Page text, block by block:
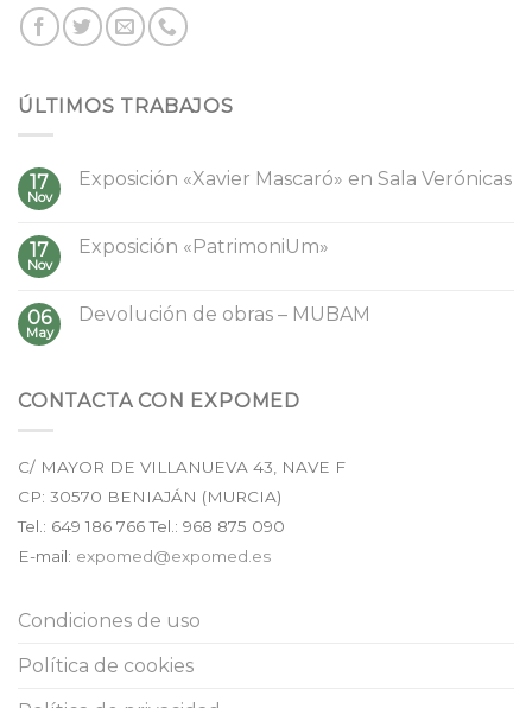
ÚLTIMOS TRABAJOS
17
Nov
Exposición «Xavier Mascaró» en Sala Verónicas
17
Nov
Exposición «PatrimoniUm»
06
May
Devolución de obras – MUBAM
CONTACTA CON EXPOMED
C/ MAYOR DE VILLANUEVA 43, NAVE F
CP: 30570 BENIAJÁN (MURCIA)
Tel.: 649 186 766Tel.: 968 875 090
E-mail: expomed@expomed.es
Condiciones de uso
Política de cookies